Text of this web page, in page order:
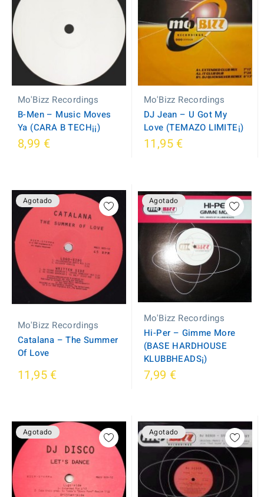
Mo'Bizz Recordings
B-Men ‎– Music Moves
Ya (CARA B TECH¡¡)
8,99 €
Mo'Bizz Recordings
DJ Jean ‎– U Got My
Love (TEMAZO LIMITE¡)
11,95 €
Agotado
Mo'Bizz Recordings
Catalana – The Summer
Of Love
11,95 €
Agotado
Mo'Bizz Recordings
Hi-Per – Gimme More
(BASE HARDHOUSE
KLUBBHEADS¡)
7,99 €
Agotado Agotado